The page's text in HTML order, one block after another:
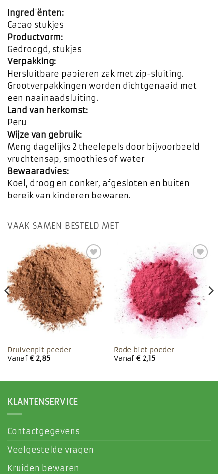
Ingrediënten:
Cacao stukjes
Productvorm:
Gedroogd, stukjes
Verpakking:
Hersluitbare papieren zak met zip-sluiting.
Grootverpakkingen worden dichtgenaaid met
een naainaadsluiting.
Land van herkomst:
Peru
Wijze van gebruik:
Meng dagelijks 2 theelepels door bijvoorbeeld
vruchtensap, smoothies of water
Bewaaradvies:
Koel, droog en donker, afgesloten en buiten
bereik van kinderen bewaren.
VAAK SAMEN BESTELD MET
Toevoegen
aan
favorieten
Druivenpit poeder
Vanaf €2,85
Toevoegen
aan
favorieten
Rode biet poeder
Vanaf €2,15
KLANTENSERVICE
Contactgegevens
Veelgestelde vragen
Kruiden bewaren